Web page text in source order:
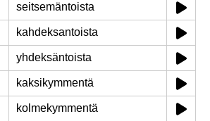
seitsemäntoista
kahdeksantoista
yhdeksäntoista
kaksikymmentä
kolmekymmentä